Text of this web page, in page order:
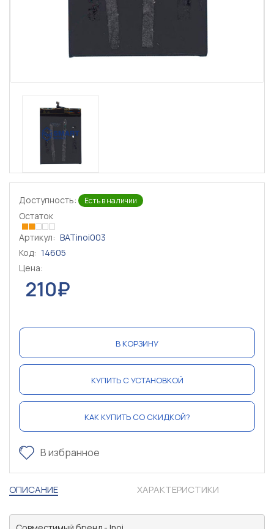
Доступность: Есть в наличии
Остаток
Артикул: BATinoi003
Код: 14605
Цена:
210₽
В КОРЗИНУ
КУПИТЬ С УСТАНОВКОЙ
КАК КУПИТЬ СО СКИДКОЙ?
В избранное
ОПИСАНИЕ ХАРАКТЕРИСТИКИ